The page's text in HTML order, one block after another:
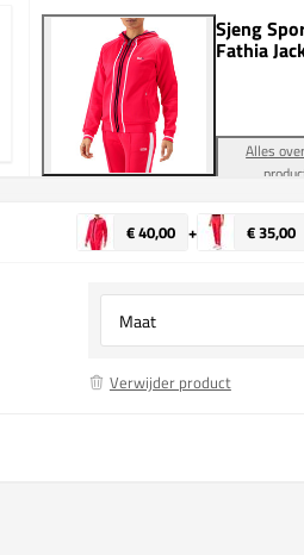
Sjeng
Fathia
Alles
€ 40,00 + € 35,00
Verwijder product